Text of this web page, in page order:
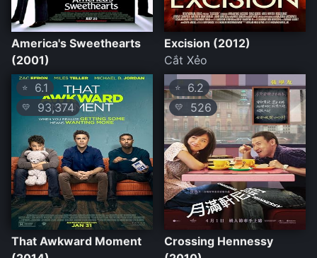
America's Sweethearts
(2001)
Excision (2012)
Cắt Xẻo
⭐ 6.1
💛 93,374
That Awkward Moment
⭐ 6.2
💛 526
Crossing Hennessy